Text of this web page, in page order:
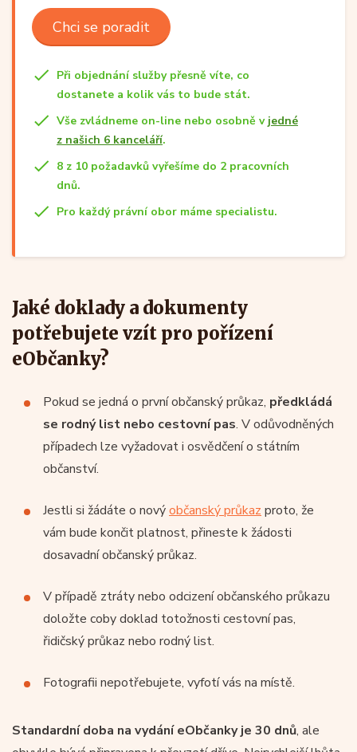
Chci se poradit
Při objednání služby přesně víte, co
dostanete a kolik vás to bude stát.
Vše zvládneme on-line nebo osobně v jedné
z našich 6 kanceláří.
8 z 10 požadavků vyřešíme do 2 pracovních
dnů.
Pro každý právní obor máme specialistu.
Jaké doklady a dokumenty
potřebujete vzít pro pořízení
eObčanky?
Pokud se jedná o první občanský průkaz, předkládá
se rodný list nebo cestovní pas. V odůvodněných
případech lze vyžadovat i osvědčení o státním
občanství.
Jestli si žádáte o novýobčanský průkaz proto, že
vám bude končit platnost, přineste k žádosti
dosavadní občanský průkaz.
V případě ztráty nebo odcizení občanského průkazu
doložte coby doklad totožnosti cestovní pas,
řidičský průkaz nebo rodný list.
Fotografii nepotřebujete, vyfotí vás na místě.
Standardní doba na vydání eObčanky je 30 dnů, ale